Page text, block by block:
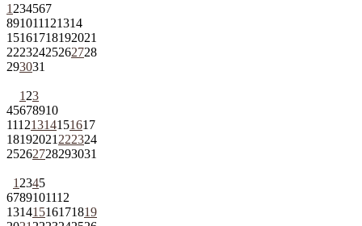
1 234567
891011121314
15161718192021
22232425262728
293031
1 23
45678910
11121314151617
18192021 222324
25262728293031
1 2345
6789101112
13141516171819